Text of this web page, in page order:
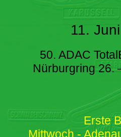
11.
50. ADAC
Nürburgring 26.
Erste
Mittwoch -